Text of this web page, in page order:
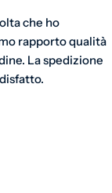
che ho
rapporto qualità
La spedizione